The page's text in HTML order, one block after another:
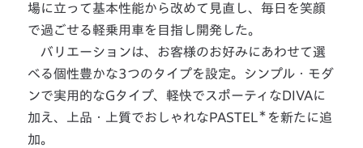
場に立って基本性能から改めて見直し、毎日を笑顔
で過ごせる軽乗用車を目指し開発した。
バリエーションは、お客様のお好みにあわせて選
べる個性豊かな3つのタイプを設定。シンプル・モダ
ンで実用的なGタイプ、軽快でスポーティなDIVAに
加え、上品・上質でおしゃれなPASTEL
＊ を新たに追
加。